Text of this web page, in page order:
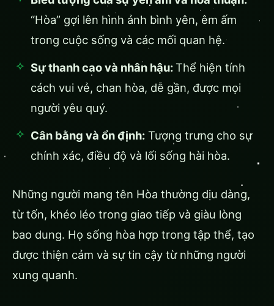
“Hòa” gợi lên hình ảnh bình yên, êm ấm
trong cuộc sống và các mối quan hệ.
Sự thanh cao và nhân hậu:Thể hiện tính
cách vui vẻ, chan hòa, dễ gần, được mọi
người yêu quý.
Cân bằng và ổn định: Tượng trưng cho sự
chính xác, điều độ và lối sống hài hòa.
Những người mang tên Hòa thường dịu dàng,
từ tốn, khéo léo trong giao tiếp và giàu lòng
bao dung. Họ sống hòa hợp trong tập thể, tạo
được thiện cảm và sự tin cậy từ những người
xung quanh.